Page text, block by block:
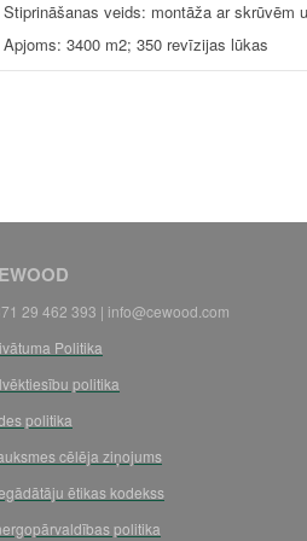
Stiprināšanas veids: montāža ar skrūvēm
Apjoms: 3400 m2; 350 revīzijas lūkas
29 462 393 | info@cewood.com
Politika
politika
politika
cēlēja ziņojums
ētikas kodekss
politika